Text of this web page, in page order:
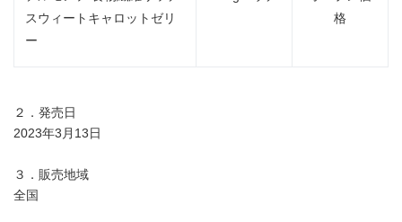
スウィートキャロットゼリ
ー
格
２．発売日
2023年3月13日
３．販売地域
全国